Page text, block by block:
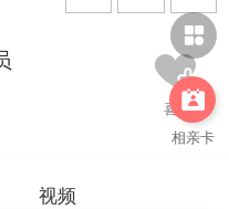


相亲卡
视频